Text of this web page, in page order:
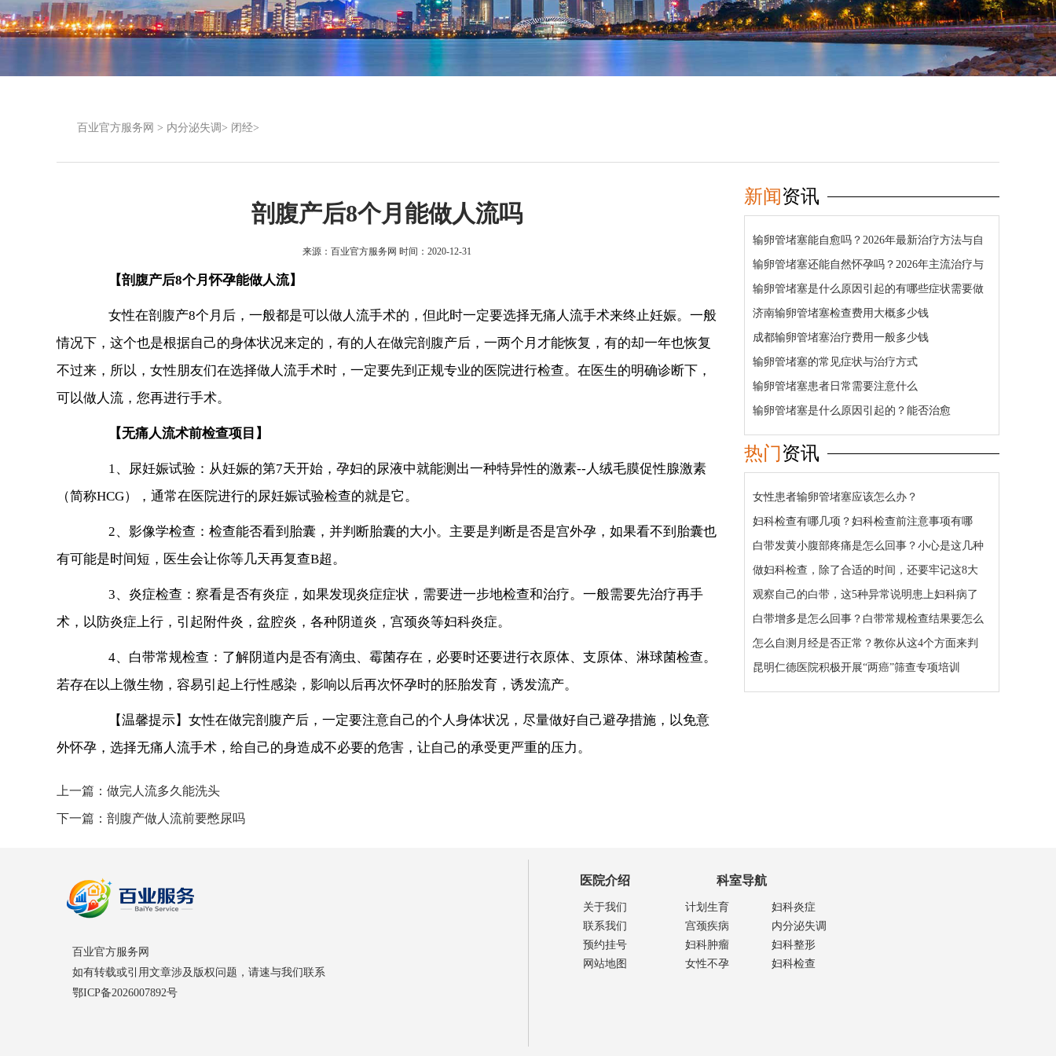
百业官方服务网 > 内分泌失调> 闭经>
剖腹产后8个月能做人流吗
来源： 百业官方服务网 时间：2020-12-31
【剖腹产后8个月怀孕能做人流】
女性在剖腹产8个月后，一般都是可以做人流手术的，但此时一定要选择无痛人流手术来终止妊娠。一般
情况下，这个也是根据自己的身体状况来定的，有的人在做完剖腹产后，一两个月才能恢复，有的却一年也恢复
不过来，所以，女性朋友们在选择做人流手术时，一定要先到正规专业的医院进行检查。在医生的明确诊断下，
可以做人流，您再进行手术。
【无痛人流术前检查项目】
1、尿妊娠试验：从妊娠的第7天开始，孕妇的尿液中就能测出一种特异性的激素--人绒毛膜促性腺激素
（简称HCG），通常在医院进行的尿妊娠试验检查的就是它。
2、影像学检查：检查能否看到胎囊，并判断胎囊的大小。主要是判断是否是宫外孕，如果看不到胎囊也
有可能是时间短，医生会让你等几天再复查B超。
3、炎症检查：察看是否有炎症，如果发现炎症症状，需要进一步地检查和治疗。一般需要先治疗再手
术，以防炎症上行，引起附件炎，盆腔炎，各种阴道炎，宫颈炎等妇科炎症。
4、白带常规检查：了解阴道内是否有滴虫、霉菌存在，必要时还要进行衣原体、支原体、淋球菌检查。
若存在以上微生物，容易引起上行性感染，影响以后再次怀孕时的胚胎发育，诱发流产。
【温馨提示】女性在做完剖腹产后，一定要注意自己的个人身体状况，尽量做好自己避孕措施，以免意
外怀孕，选择无痛人流手术，给自己的身造成不必要的危害，让自己的承受更严重的压力。
上一篇： 做完人流多久能洗头
下一篇： 剖腹产做人流前要憋尿吗
新闻资讯
输卵管堵塞能自愈吗？2026年最新治疗方法与自
然怀孕几率详解
输卵管堵塞还能自然怀孕吗？2026年主流治疗与
疏通方法详解
输卵管堵塞是什么原因引起的有哪些症状需要做
哪些检查
济南输卵管堵塞检查费用大概多少钱
成都输卵管堵塞治疗费用一般多少钱
输卵管堵塞的常见症状与治疗方式
输卵管堵塞患者日常需要注意什么
输卵管堵塞是什么原因引起的？能否治愈
热门资讯
女性患者输卵管堵塞应该怎么办？
妇科检查有哪几项？妇科检查前注意事项有哪
些？
白带发黄小腹部疼痛是怎么回事？小心是这几种
疾病在作怪！
做妇科检查，除了合适的时间，还要牢记这8大
注意事项！
观察自己的白带，这5种异常说明患上妇科病了
白带增多是怎么回事？白带常规检查结果要怎么
看？
怎么自测月经是否正常？教你从这4个方面来判
断！
昆明仁德医院积极开展“两癌”筛查专项培训
百业官方服务网
如有转载或引用文章涉及版权问题，请速与我们联系
鄂ICP备2026007892号
医院介绍
关于我们
联系我们
预约挂号
网站地图
科室导航
计划生育
妇科炎症
宫颈疾病
内分泌失调
妇科肿瘤
妇科整形
女性不孕
妇科检查